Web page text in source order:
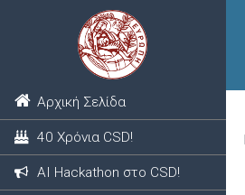
Αρχική Σελίδα
40 Χρόνια CSD!
ΑΙ Hackathon στο CSD!